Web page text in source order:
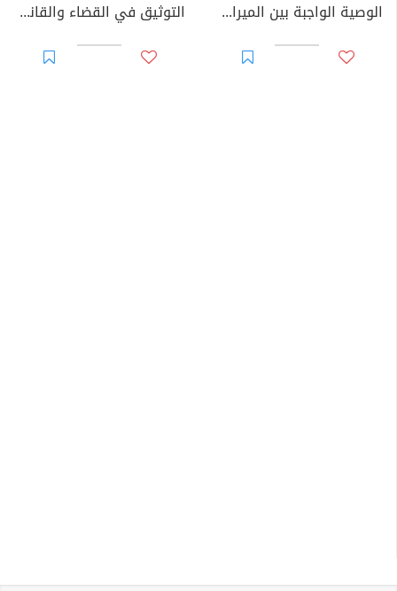
الوصية الواجبة بين الميراث والوصية: دراسة في الطبيعة القانونية والأساس التشريعي وإشكاليات التطبيق التوثيق في القضاء والقانون المغربيين - الأجزاء من 44 إلى 67